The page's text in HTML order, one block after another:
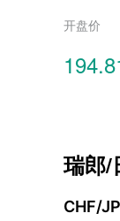
开盘价
瑞郎/
CHF/